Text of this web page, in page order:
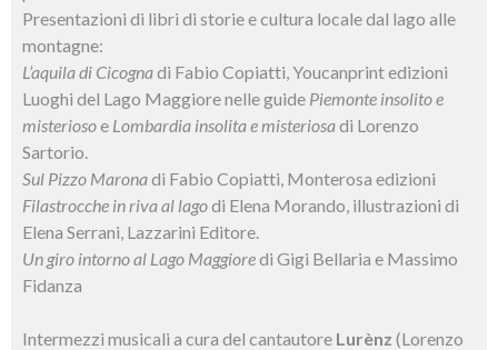
Presentazioni di libri di storie e cultura locale dal lago alle
montagne:
L’aquila di Cicognadi Fabio Copiatti, Youcanprint edizioni
Luoghi del Lago Maggiore nelle guide Piemonte insolito e
misteriosoe Lombardia insolita e misteriosadi Lorenzo
Sartorio.
Sul Pizzo Maronadi Fabio Copiatti, Monterosa edizioni
Filastrocche in riva al lagodi Elena Morando, illustrazioni di
Elena Serrani, Lazzarini Editore.
Un giro intorno al Lago Maggioredi Gigi Bellaria e Massimo
Fidanza
Intermezzi musicali a cura del cantautore Lurènz (Lorenzo